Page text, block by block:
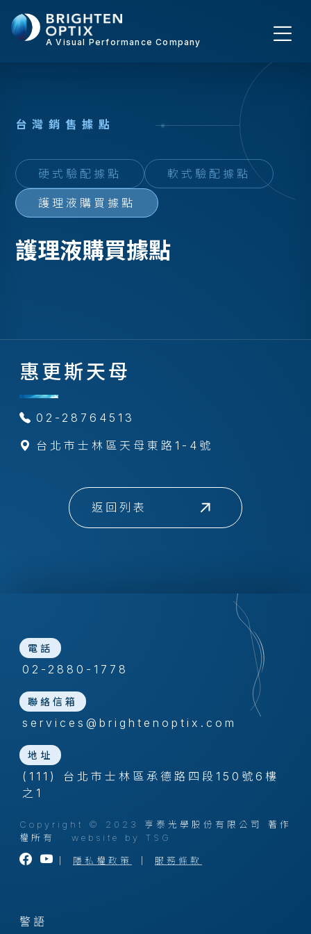
A Visual Performance Company
台灣銷 售據點
硬式驗配據點 軟式驗配據點
護理液購買據點
護理液購買據點
惠更斯天母
02-28764513
台北市士林區天母東路1-4號
返回列表
電話
02-2880-1778
聯絡信箱
services@brightenoptix.com
地址
(111) 台北市士林區承德路四段150號6樓
之1
Copyright © 2023 亨泰光學股份有限公司 著作
權所有 website by TSG
隱私權政策 服務條款
警語